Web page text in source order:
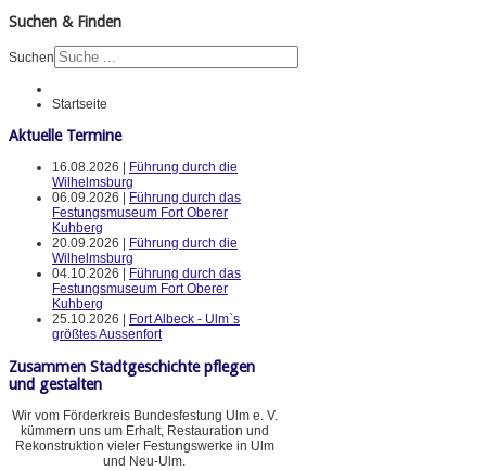
Suchen & Finden
Suchen
Startseite
Aktuelle Termine
16.08.2026 |
Führung durch die
Wilhelmsburg
06.09.2026 |
Führung durch das
Festungsmuseum Fort Oberer
Kuhberg
20.09.2026 |
Führung durch die
Wilhelmsburg
04.10.2026 |
Führung durch das
Festungsmuseum Fort Oberer
Kuhberg
25.10.2026 |
Fort Albeck - Ulm`s
größtes Aussenfort
Zusammen Stadtgeschichte pflegen
und gestalten
Wir vom Förderkreis Bundesfestung Ulm e. V.
kümmern uns um Erhalt, Restauration und
Rekonstruktion vieler Festungswerke in Ulm
und Neu-Ulm.